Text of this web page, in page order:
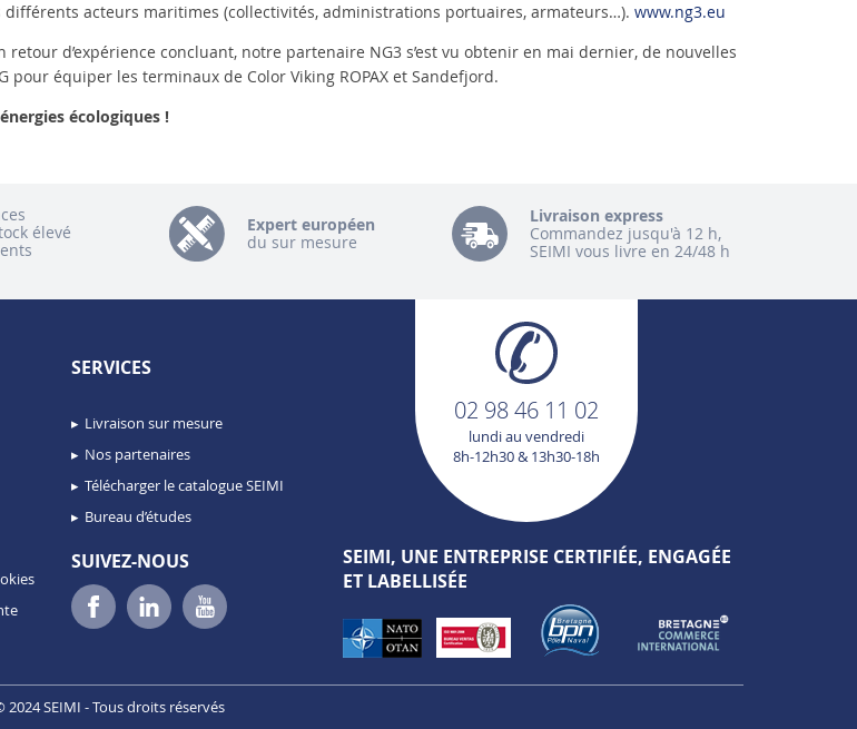
acteurs maritimes (collectivités, administrations portuaires, armateurs…). www.ng3.eu
retour d’expérience concluant, notre partenaire NG3 s’est vu obtenir en mai dernier, de nouvelles
pour équiper les terminaux de Color Viking ROPAX et Sandefjord.
écologiques !
élevé
Expert européen
du sur mesure
Livraison express
Commandez jusqu'à 12 h,
SEIMI vous livre en 24/48 h
SERVICES
Livraison sur mesure
Nos partenaires
Télécharger le catalogue SEIMI
Bureau d’études
SUIVEZ-NOUS
02 98 46 11 02
lundi au vendredi
8h-12h30 & 13h30-18h
SEIMI, UNE ENTREPRISE CERTIFIÉE, ENGAGÉE
ET LABELLISÉE
2024 SEIMI - Tous droits réservés
garantissant la conformité avec les réglementations. Personnalisez vos préférences pour contrôler la manière dont